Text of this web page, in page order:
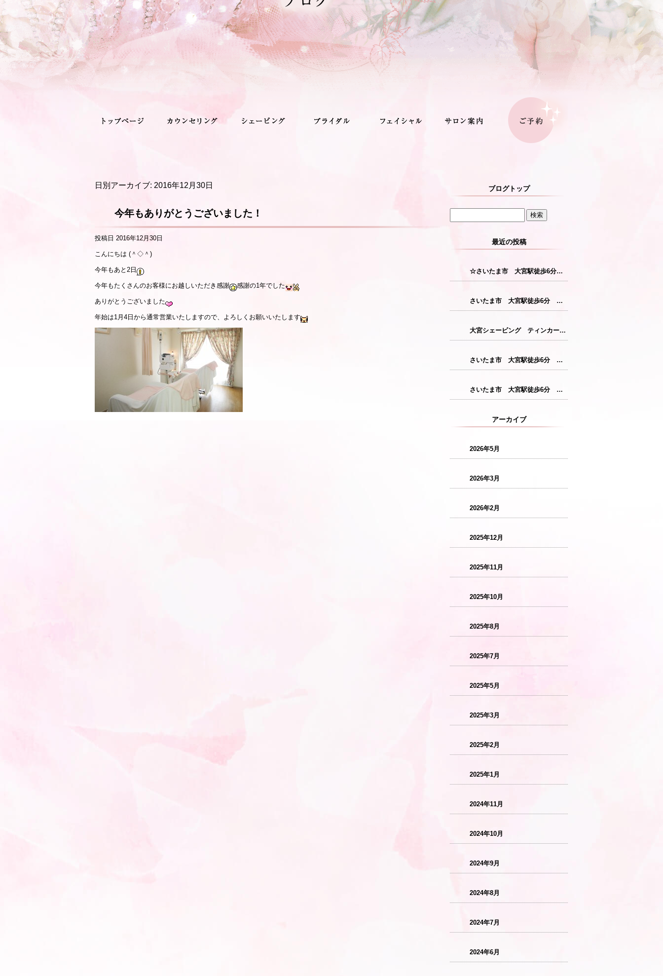
日別アーカイブ: 2016年12月30日
今年もありがとうございました！
投稿日 2016年12月30日
こんにちは (＾◇＾)
今年もあと2日
今年もたくさんのお客様にお越しいただき感謝 感謝の1年でした
ありがとうございました
年始は1月4日から通常営業いたしますので、よろしくお願いいたします
ブログトップ
最近の投稿
☆さいたま市 大宮駅徒歩6分 レディースシェービング☆
さいたま市 大宮駅徒歩6分 レディースシェービング『産毛をなくすことで花粉症対策につながります！』
大宮シェービング ティンカーベル『クレンジング』
さいたま市 大宮駅徒歩6分 レディースシェービング『仕上がりが格別のシェービングコース』
さいたま市 大宮駅徒歩6分 レディースシェービング『敏感肌の方にも安心パック』
アーカイブ
2026年5月
2026年3月
2026年2月
2025年12月
2025年11月
2025年10月
2025年8月
2025年7月
2025年5月
2025年3月
2025年2月
2025年1月
2024年11月
2024年10月
2024年9月
2024年8月
2024年7月
2024年6月